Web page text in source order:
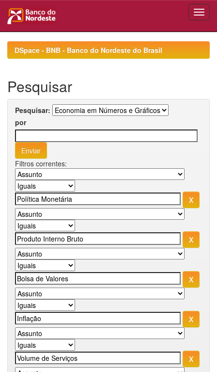
navigationDSpace - BNB - Banco do Nordeste do Brasil
Pesquisar
Pesquisar:
por
Filtros correntes: